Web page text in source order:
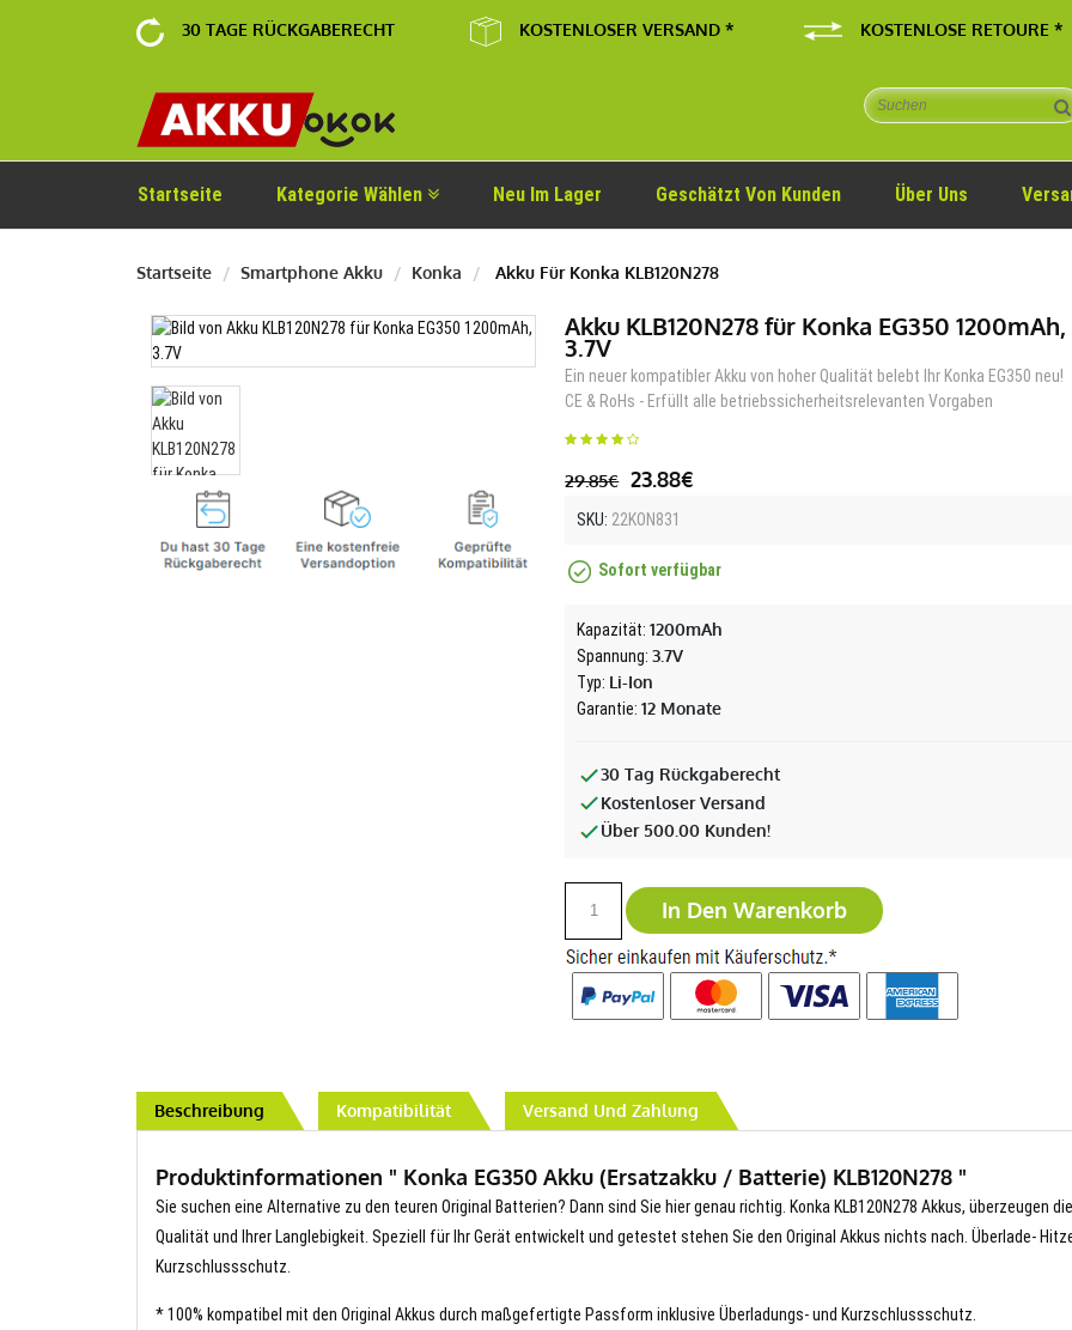
30 TAGE RÜCKGABERECHT KOSTENLOSER VERSAND * KOSTENLOSE RETOURE *
Startseite Kategorie Wählen Neu Im Lager Geschätzt Von Kunden Über Uns
Startseite Smartphone Akku Konka Akku Für Konka KLB120N278
Akku KLB120N278 für Konka EG350 1200mAh,
3.7V
Ein neuer kompatibler Akku von hoher Qualität belebt Ihr Konka EG350 neu!
CE & RoHs - Erfüllt alle betriebssicherheitsrelevanten Vorgaben
29.85€ 23.88€
SKU: 22KON831
Sofort verfügbar
Kapazität:1200mAh
Spannung:3.7V
Typ: Li-Ion
Garantie:12 Monate
30 Tag Rückgaberecht
Kostenloser Versand
Über 500.00 Kunden!
In Den Warenkorb
Beschreibung Kompatibilität Versand Und Zahlung
Produktinformationen " Konka EG350 Akku (Ersatzakku / Batterie) KLB120N278 "
Sie suchen eine Alternative zu den teuren Original Batterien? Dann sind Sie hier genau richtig. Konka KLB120N278 Akkus, überzeugen
Qualität und Ihrer Langlebigkeit. Speziell für Ihr Gerät entwickelt und getestet stehen Sie den Original Akkus nichts nach. Überlade-
Kurzschlussschutz.
* 100% kompatibel mit den Original Akkus durch maßgefertigte Passform inklusive Überladungs- und Kurzschlussschutz.